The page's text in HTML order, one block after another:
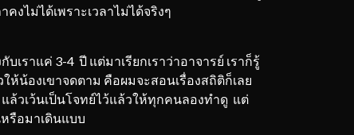
คงไม่ได้เพราะเวลาไม่ได้จริงๆ
เราแค่ 3-4 ปี แต่มาเรียกเราว่าอาจารย์ เราก็รู้
น้องเขาจดตาม คือผมจะสอนเรื่องสถิติก็เลย
ล้วเว้นเป็นโจทย์ไว้แล้วให้ทุกคนลองทำดู แต่
รือมาเดินแบบ